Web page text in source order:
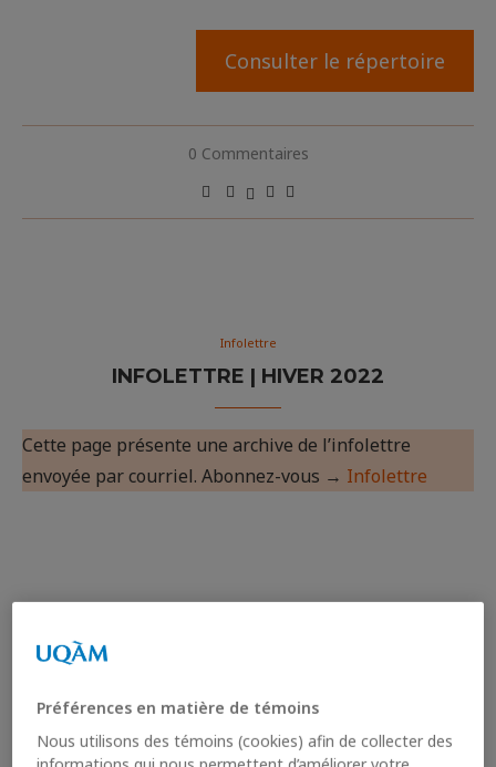
Consulter le répertoire
0 Commentaires
Infolettre
INFOLETTRE | HIVER 2022
Cette page présente une archive de l’infolettre
envoyée par courriel. Abonnez-vous → Infolettre
Préférences en matière de témoins
Nous utilisons des témoins (cookies) afin de collecter des